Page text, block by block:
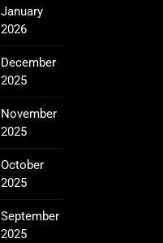
January
2026
December
2025
November
2025
October
2025
September
2025